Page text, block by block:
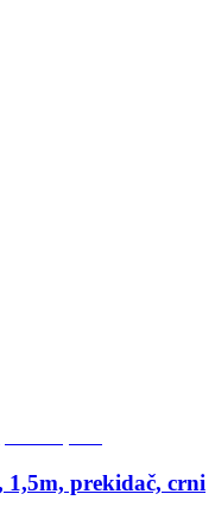
1,5m, prekidač, crni